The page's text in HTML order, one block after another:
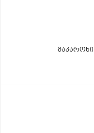
მაკარონი